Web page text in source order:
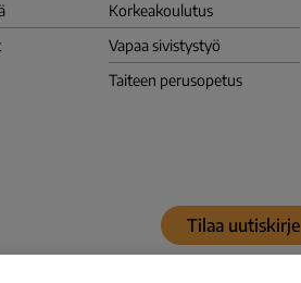
Korkea­koulutus
Vapaa sivistys­työ
Taiteen perusopetus
Tilaa uutiskirje